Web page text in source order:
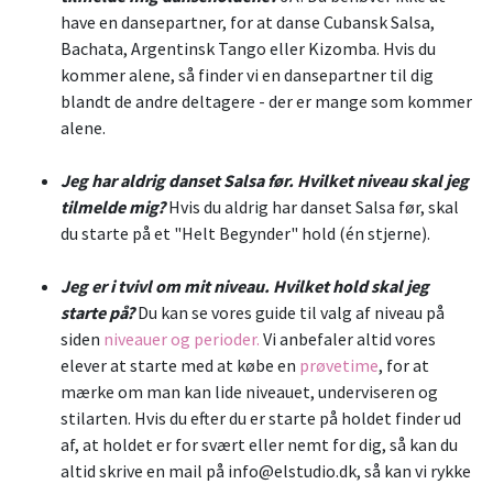
have en dansepartner, for at danse Cubansk Salsa,
Bachata, Argentinsk Tango eller Kizomba. Hvis du
kommer alene, så finder vi en dansepartner til dig
blandt de andre deltagere - der er mange som kommer
alene.
Jeg har aldrig danset Salsa før. Hvilket niveau skal jeg
tilmelde mig?Hvis du aldrig har danset Salsa før, skal
du starte på et "Helt Begynder" hold (én stjerne).
Jeg er i tvivl om mit niveau. Hvilket hold skal jeg
starte på?Du kan se vores guide til valg af niveau på
siden niveauer og perioder. Vi anbefaler altid vores
elever at starte med at købe en prøvetime, for at
mærke om man kan lide niveauet, underviseren og
stilarten. Hvis du efter du er starte på holdet finder ud
af, at holdet er for svært eller nemt for dig, så kan du
altid skrive en mail på info@elstudio.dk, så kan vi rykke